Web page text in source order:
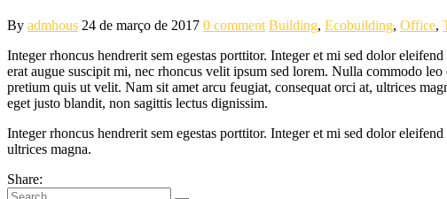
By admhous 24 de março de 2017 0 comment Building, Ecobuilding, Office,
Integer rhoncus hendrerit sem egestas porttitor. Integer et mi sed dolor
erat augue suscipit mi, nec rhoncus velit ipsum sed lorem. Nulla commodo
pretium quis ut velit. Nam sit amet arcu feugiat, consequat orci at, ultrices
eget justo blandit, non sagittis lectus dignissim.
Integer rhoncus hendrerit sem egestas porttitor. Integer et mi sed dolor
ultrices magna.
Share: